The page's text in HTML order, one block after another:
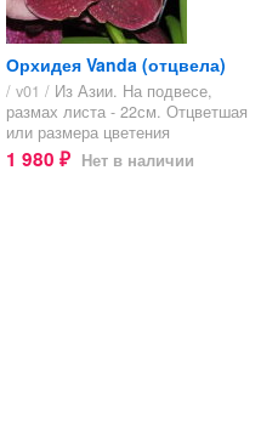
Орхидея Vanda (отцвела)
/ v01 / Из Азии. На подвесе,
размах листа - 22см. Отцветшая
или размера цветения
1 980 ₽ Нет в наличии